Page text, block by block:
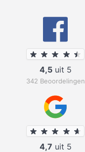
4,5uit 5
342 Beoordelingen
4,7 uit 5